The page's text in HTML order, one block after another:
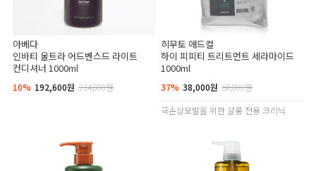
아베다
인바티 울트라 어드벤스드 라이트
컨디셔너 1000ml
10% 192,600원 214,000원
히무토 애드컬
하이 피피티 트리트먼트 세라마이드
1000ml
37% 38,000원 60,000원
극손상모발을 위한 살롱 전용 크리닉